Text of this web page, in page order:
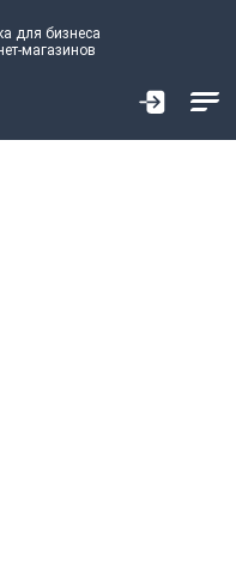
для бизнеса
магазинов